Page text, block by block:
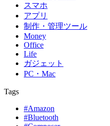
スマホ
アプリ
制作・管理ツール
Money
Office
Life
ガジェット
PC・Mac
Tags
#Amazon
#Bluetooth